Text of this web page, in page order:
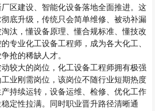
区建设、智能化设备落地全面推进。这
底升级，传统只会简单维修、被动补漏
汰，懂设备原理、懂合规标准、懂技改
专业化工设备工程师，成为各大化工、
抢的稀缺人才。
较大的岗位，化工设备工程师拥有极强
业刚需岗位，该岗位不随行业短期热度
持续运转，设备运维、检修、优化工作
定性拉满。同时职业晋升路径清晰通